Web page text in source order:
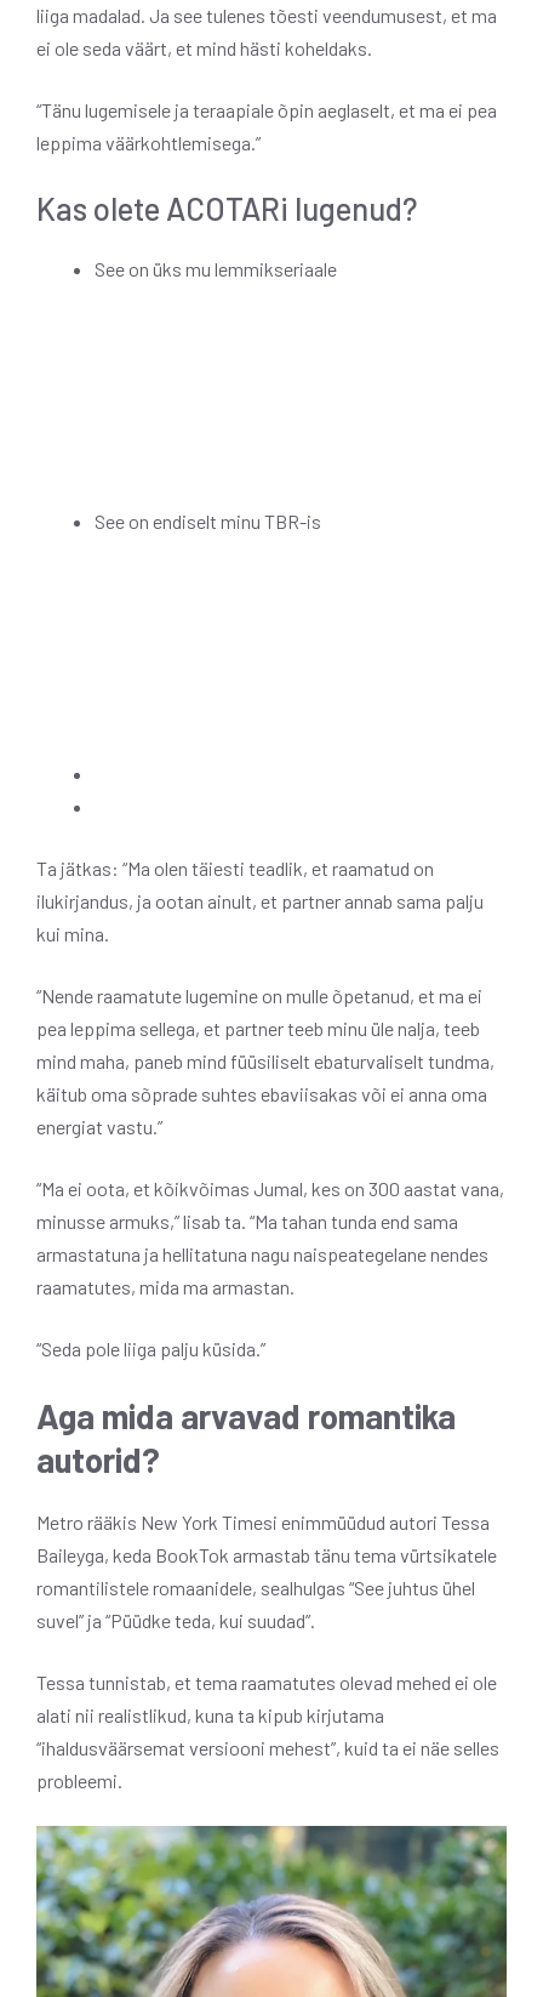
liiga madalad. Ja see tulenes tõesti veendumusest, et ma
ei ole seda väärt, et mind hästi koheldaks.
“Tänu lugemisele ja teraapiale õpin aeglaselt, et ma ei pea
leppima väärkohtlemisega.”
Kas olete ACOTARi lugenud?
See on üks mu lemmikseriaale
See on endiselt minu TBR-is
Ta jätkas: “Ma olen täiesti teadlik, et raamatud on
ilukirjandus, ja ootan ainult, et partner annab sama palju
kui mina.
“Nende raamatute lugemine on mulle õpetanud, et ma ei
pea leppima sellega, et partner teeb minu üle nalja, teeb
mind maha, paneb mind füüsiliselt ebaturvaliselt tundma,
käitub oma sõprade suhtes ebaviisakas või ei anna oma
energiat vastu.”
“Ma ei oota, et kõikvõimas Jumal, kes on 300 aastat vana,
minusse armuks,” lisab ta. “Ma tahan tunda end sama
armastatuna ja hellitatuna nagu naispeategelane nendes
raamatutes, mida ma armastan.
“Seda pole liiga palju küsida.”
Aga mida arvavad romantika
autorid?
Metro rääkis New York Timesi enimmüüdud autori Tessa
Baileyga, keda BookTok armastab tänu tema vürtsikatele
romantilistele romaanidele, sealhulgas “See juhtus ühel
suvel” ja “Püüdke teda, kui suudad”.
Tessa tunnistab, et tema raamatutes olevad mehed ei ole
alati nii realistlikud, kuna ta kipub kirjutama
“ihaldusväärsemat versiooni mehest”, kuid ta ei näe selles
probleemi.